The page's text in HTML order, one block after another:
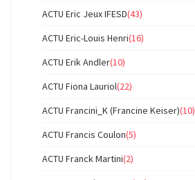
ACTU Eric Jeux IFESD(43)
ACTU Eric-Louis Henri(16)
ACTU Erik Andler(10)
ACTU Fiona Lauriol(22)
ACTU Francini_K (Francine Keiser)(10)
ACTU Francis Coulon(5)
ACTU Franck Martini(2)